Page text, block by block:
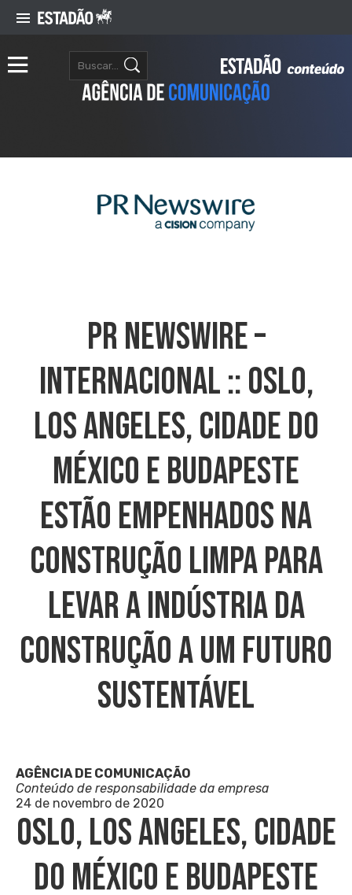
PR NEWSWIRE –
INTERNACIONAL :: Oslo,
Los Angeles, Cidade Do
México E Budapeste
Estão Empenhados Na
Construção Limpa Para
Levar A Indústria Da
Construção A Um Futuro
Sustentável
AGÊNCIA DE COMUNICAÇÃO
Conteúdo de responsabilidade da empresa
24 de novembro de 2020
Oslo, Los Angeles, Cidade
Do México E Budapeste